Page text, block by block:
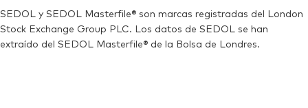
SEDOL y SEDOL Masterfile® son marcas registradas del London
Stock Exchange Group PLC. Los datos de SEDOL se han
extraído del SEDOL Masterfile® de la Bolsa de Londres.